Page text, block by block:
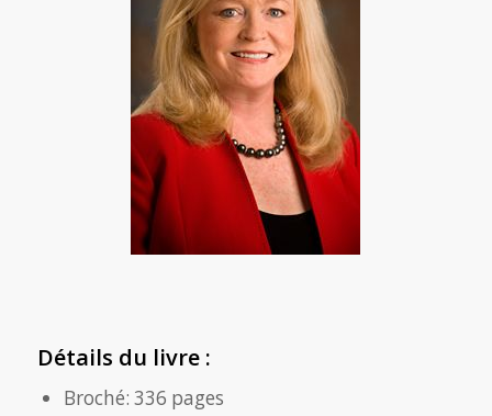
Détails du livre :
Broché: 336 pages